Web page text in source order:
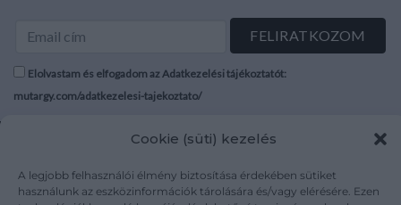
Cookie (süti) kezelés
A legjobb felhasználói élmény biztosítása érdekében sütiket
használunk az eszközinformációk tárolására és/vagy elérésére. Ezen
Elolvastam és elfogadom az Adatkezelési tájékoztatót:
mutargy.com/adatkezelesi-tajekoztato/
Karrier
Áraink
Adatvédelem